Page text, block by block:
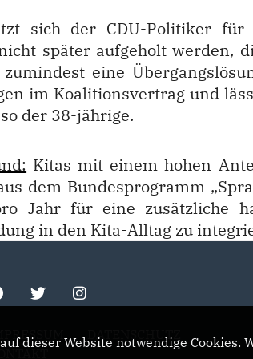
sich der CDU-Politiker
später aufgeholt werden,
eine
im Koalitionsvertrag und
der 38-jährige.
Kitas mit einem hohen
dem Bundesprogramm
Jahr für eine zusätzliche
in den Kita-Alltag zu
DATENSCHUTZ
dieser Website notwendige